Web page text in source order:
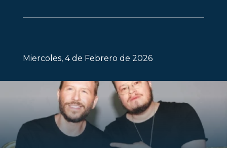
Miercoles, 4 de Febrero de 2026